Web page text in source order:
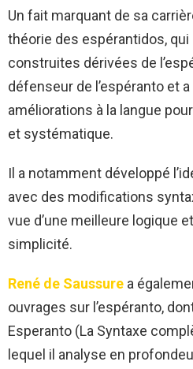
Un fait marquant de sa
théorie des espérantidos,
construites dérivées de
défenseur de l’espéranto et
améliorations à la langue
et systématique.
Il a notamment développé
avec des modifications
vue d’une meilleure logique
simplicité.
René de Saussure a
ouvrages sur l’espéranto,
Esperanto (La Syntaxe
lequel il analyse en